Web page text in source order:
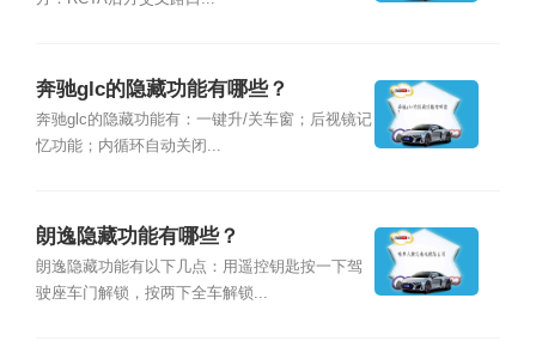
奔驰glc的隐藏功能有哪些？
奔驰glc的隐藏功能有：一键升/关车窗；后视镜记
忆功能；内循环自动关闭...
朗逸隐藏功能有哪些？
朗逸隐藏功能有以下几点：用遥控钥匙按一下驾
驶座车门解锁，按两下全车解锁...